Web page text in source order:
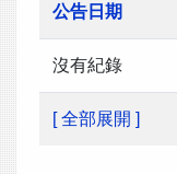
公告日期
沒有紀錄
[ 全部展開 ]